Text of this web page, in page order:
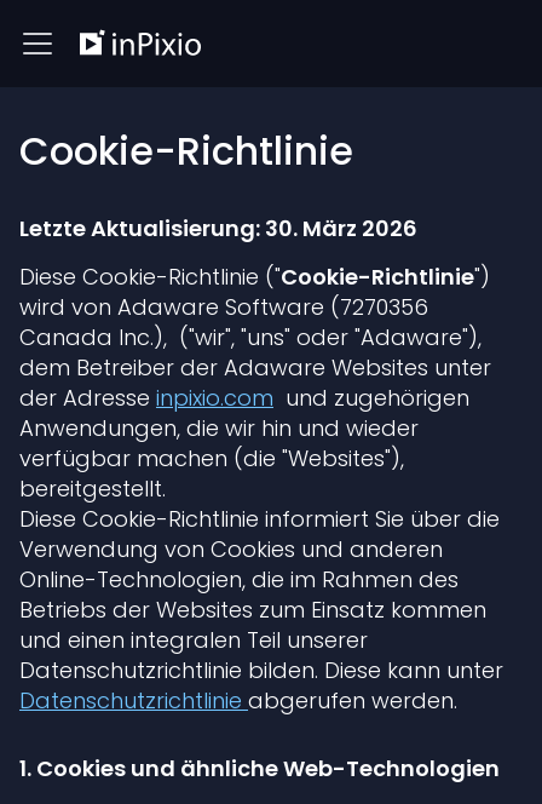
Cookie-Richtlinie
Letzte Aktualisierung: 30. März 2026
Diese Cookie-Richtlinie ("Cookie-Richtlinie")
wird von Adaware Software (7270356
Canada Inc.), ("wir", "uns" oder "Adaware"),
dem Betreiber der Adaware Websites unter
der Adresse inpixio.com und zugehörigen
Anwendungen, die wir hin und wieder
verfügbar machen (die "Websites"),
bereitgestellt.
Diese Cookie-Richtlinie informiert Sie über die
Verwendung von Cookies und anderen
Online-Technologien, die im Rahmen des
Betriebs der Websites zum Einsatz kommen
und einen integralen Teil unserer
Datenschutzrichtlinie bilden. Diese kann unter
Datenschutzrichtlinie abgerufen werden.
1. Cookies und ähnliche Web-Technologien